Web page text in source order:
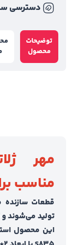
دسترسی
توضیحات
محصول
مناسب
قطعات سازنده
تولید می‌شوند و
این محصول